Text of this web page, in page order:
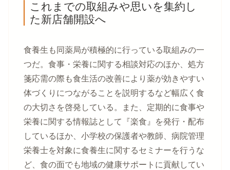
これまでの取組みや思いを集約し
た新店舗開設へ
食養生も同薬局が積極的に行っている取組みの一
つだ。食事・栄養に関する相談対応のほか、処方
箋応需の際も食生活の改善により薬が効きやすい
体づくりにつながることを説明するなど幅広く食
の大切さを啓発している。また、定期的に食事や
栄養に関する情報誌として『楽食』を発行・配布
しているほか、小学校の保護者や教師、病院管理
栄養士を対象に食養生に関するセミナーを行うな
ど、食の面でも地域の健康サポートに貢献してい